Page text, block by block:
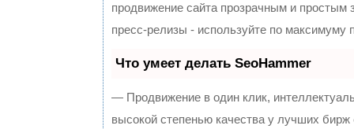
продвижение сайта прозрачным и
пресс-релизы - используйте по
Что умеет делать SeoHammer
— Продвижение в один клик,
высокой степенью качества у лучших бирж